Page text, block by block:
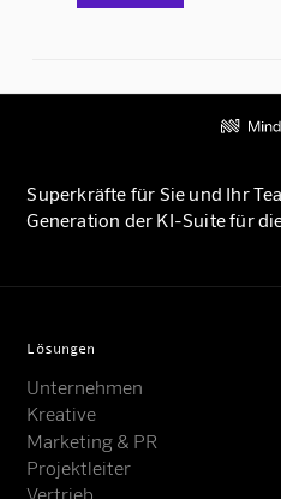
Superkräfte für Sie und Ihr
Generation der KI-Suite für
Lösungen
Unternehmen
Kreative
Marketing & PR
Projektleiter
Vertrieb